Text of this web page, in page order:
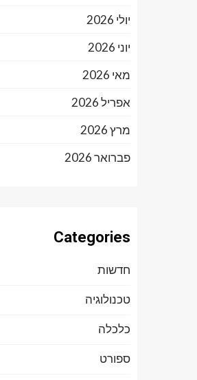
יולי 2026
יוני 2026
מאי 2026
אפריל 2026
מרץ 2026
פברואר 2026
Categories
חדשות
טכנולוגיה
כלכלה
ספורט